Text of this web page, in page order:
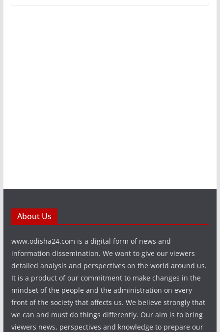
About Us
www.odisha24.com is a digital form of news and
information dissemination. We want to give our viewers
detailed analysis and perspectives on the world around us.
It is a product of our commitment to make changes in the
mindset of the people and the administration on every
front of the society that affects us. We believe strongly that
we can and must do things differently. Our aim is to bring
viewers news, perspectives and knowledge to prepare our